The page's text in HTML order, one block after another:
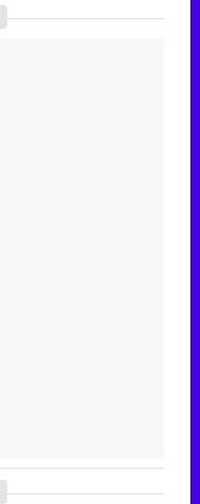
'120 Minutos' celebra sus 2.000 programas en Telemadrid con un vídeo del día a día en la redacción